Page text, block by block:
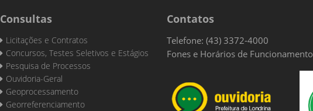
Consultas
Licitações e Contratos
Concursos, Testes Seletivos e Estágios
Pesquisa de Processos
Ouvidoria-Geral
Geoprocessamento
Georreferenciamento
Contatos
Telefone: (43) 3372-4000
Fones e Horários de Funcionamento